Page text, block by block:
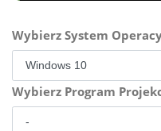
Wybierz System
Wybierz Program